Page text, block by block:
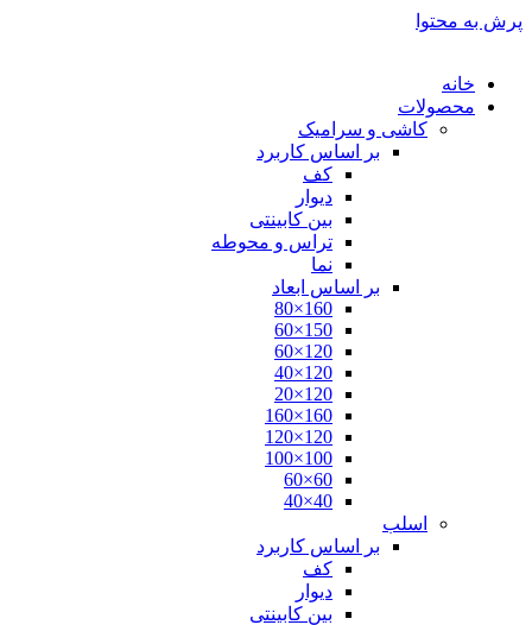
پرش به محتوا
خانه
محصولات
کاشی و سرامیک
بر اساس کاربرد
کف
دیوار
بین کابینتی
تراس و محوطه
نما
بر اساس ابعاد
160×80
150×60
120×60
120×40
120×20
160×160
120×120
100×100
60×60
40×40
اسلب
بر اساس کاربرد
کف
دیوار
بین کابینتی